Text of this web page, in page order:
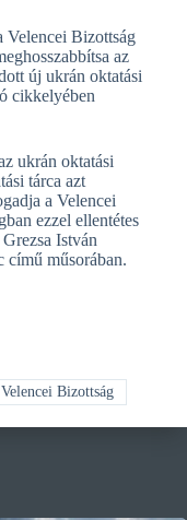
Velencei Bizottság
az
új ukrán oktatási
cikkelyében
ukrán oktatási
tárca azt
a Velencei
ezzel ellentétes
István
című műsorában.
Velencei Bizottság